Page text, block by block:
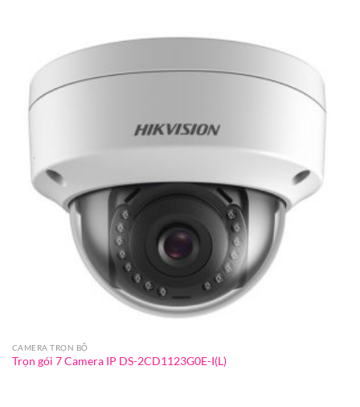
CAMERA TRỌN BỘ
Trọn gói 7 Camera IP DS-2CD1123G0E-I(L)